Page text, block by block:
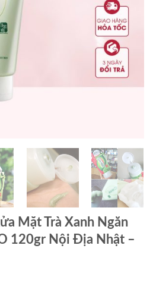
Mặt Trà Xanh Ngăn
120gr Nội Địa Nhật –